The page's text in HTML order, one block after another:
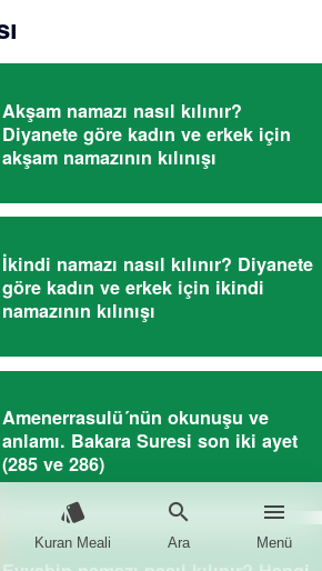
style
Kuran Meali
search
Ara
menu
Menü
Akşam namazı nasıl kılınır?
Diyanete göre kadın ve erkek için
akşam namazının kılınışı
İkindi namazı nasıl kılınır? Diyanete
göre kadın ve erkek için ikindi
namazının kılınışı
Amenerrasulü´nün okunuşu ve
anlamı. Bakara Suresi son iki ayet
(285 ve 286)